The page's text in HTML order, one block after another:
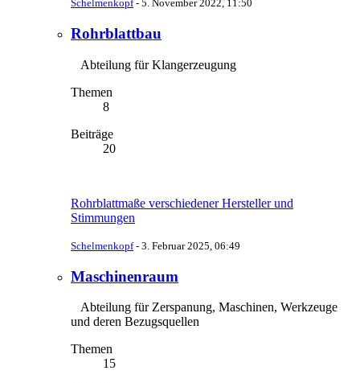
Schelmenkopf- 5. November 2022, 11:50
Rohrblattbau
Abteilung für Klangerzeugung
Themen
8
Beiträge
20
Rohrblattmaße verschiedener Hersteller und
Stimmungen
Schelmenkopf- 3. Februar 2025, 06:49
Maschinenraum
Abteilung für Zerspanung, Maschinen, Werkzeuge
und deren Bezugsquellen
Themen
15